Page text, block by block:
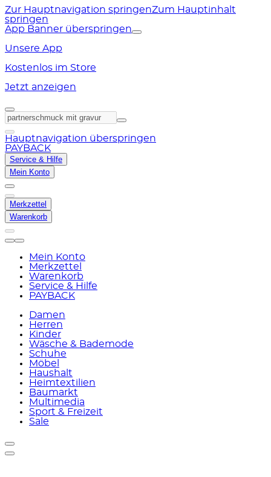
Zur Hauptnavigation springenZum Hauptinhalt
springen
App Banner überspringen
Unsere App
Kostenlos im Store
Jetzt anzeigen
Hauptnavigation überspringen
PAYBACK
Service & Hilfe
Mein Konto
Merkzettel
Warenkorb
Mein Konto
Merkzettel
Warenkorb
Service & Hilfe
PAYBACK
Damen
Herren
Kinder
Wäsche & Bademode
Schuhe
Möbel
Haushalt
Heimtextilien
Baumarkt
Multimedia
Sport & Freizeit
Sale